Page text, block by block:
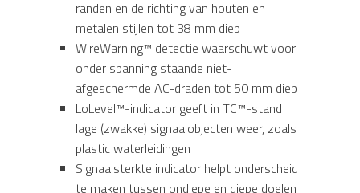
randen en de richting van houten en
metalen stijlen tot 38 mm diep
WireWarning™ detectie waarschuwt voor
onder spanning staande niet-
afgeschermde AC-draden tot 50 mm diep
LoLevel™-indicator geeft in TC™-stand
lage (zwakke) signaalobjecten weer, zoals
plastic waterleidingen
Signaalsterkte indicator helpt onderscheid
te maken tussen ondiepe en diepe doelen